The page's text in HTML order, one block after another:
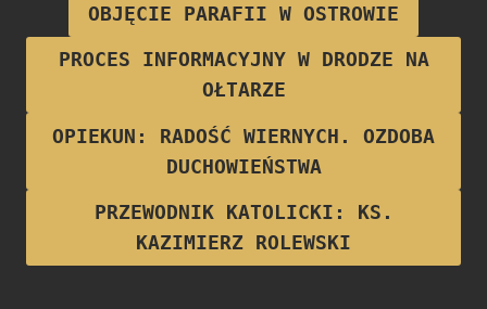
OBJĘCIE PARAFII W OSTROWIE
PROCES INFORMACYJNY W DRODZE NA
OŁTARZE
OPIEKUN: RADOŚĆ WIERNYCH. OZDOBA
DUCHOWIEŃSTWA
PRZEWODNIK KATOLICKI: KS.
KAZIMIERZ ROLEWSKI